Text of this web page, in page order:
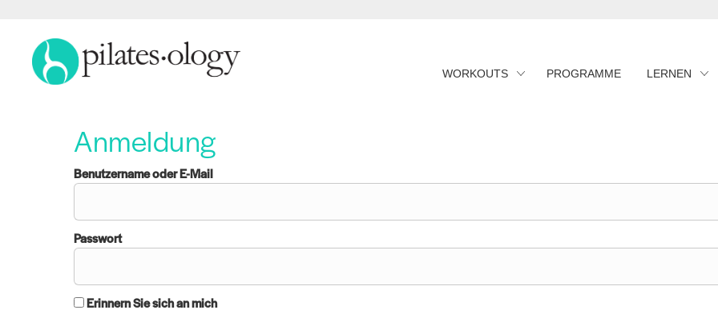
WORKOUTS PROGRAMME LERNEN
Anmeldung
Benutzername oder E-Mail
Passwort
Erinnern Sie sich an mich